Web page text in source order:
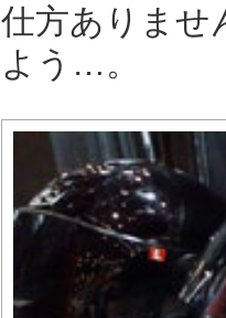
仕方ありませ
よう…。